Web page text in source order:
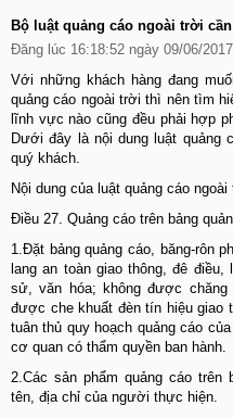
Bộ luật quảng cáo ngoài trời
Đăng lúc 16:18:52 ngày 09/06/
Với những khách hàng đang
quảng cáo ngoài trời thì nên tìm
lĩnh vực nào cũng đều phải hợp
Dưới đây là nội dung luật quảng
quý khách.
Nội dung của luật quảng cáo ngoài
Điều 27. Quảng cáo trên bảng
1.Đặt bảng quảng cáo, băng-rôn
lang an toàn giao thông, đê
sử, văn hóa; không được chăng
được che khuất đèn tín hiệu giao
tuân thủ quy hoạch quảng cáo
cơ quan có thẩm quyền ban hành.
2.Các sản phẩm quảng cáo trên
tên, địa chỉ của người thực hiện.